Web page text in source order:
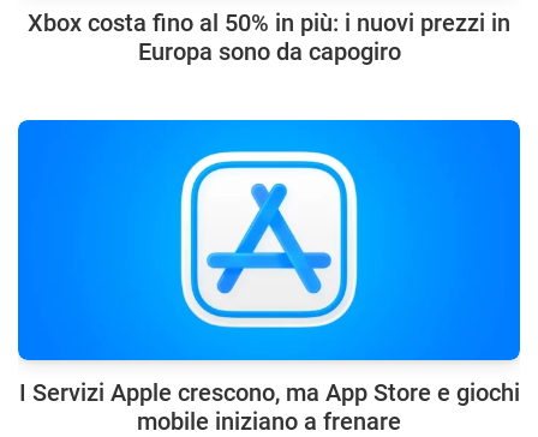
Xbox costa fino al 50% in più: i nuovi prezzi in
Europa sono da capogiro
I Servizi Apple crescono, ma App Store e giochi
mobile iniziano a frenare